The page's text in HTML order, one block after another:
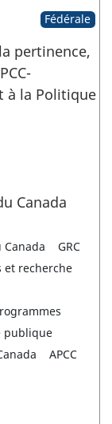
Fédérale
pertinence,
à la Politique
Canada
GRC
et recherche
publique
APCC